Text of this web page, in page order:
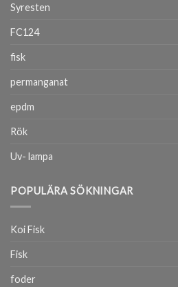
Syresten
FC124
fisk
permanganat
epdm
Rök
Uv- lampa
POPULÄRA SÖKNINGAR
Koi Fisk
Fisk
foder